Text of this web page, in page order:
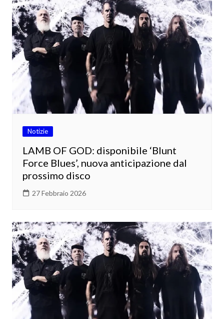
Notizie
LAMB OF GOD: disponibile ‘Blunt
Force Blues’, nuova anticipazione dal
prossimo disco
27 Febbraio 2026